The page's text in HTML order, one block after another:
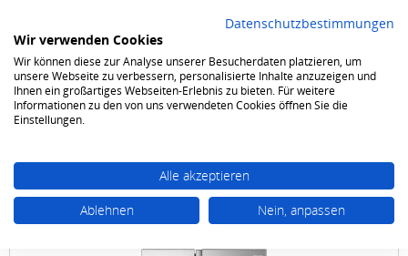
0
Kühlen & Gefrieren Side-by-Side Kombinationen
HISENSE RS5P528STIC 178,6 x 91,1 cm
Datenschutzbestimmungen
Wir verwenden Cookies
Wir können diese zur Analyse unserer Besucherdaten platzieren, um
unsere Webseite zu verbessern, personalisierte Inhalte anzuzeigen und
Ihnen ein großartiges Webseiten-Erlebnis zu bieten. Für weitere
Informationen zu den von uns verwendeten Cookies öffnen Sie die
Einstellungen.
Alle akzeptieren
Ablehnen
Nein, anpassen